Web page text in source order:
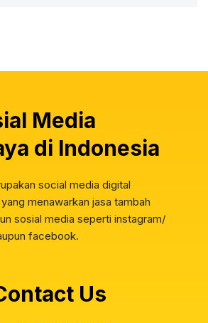
Media
di Indonesia
social media digital
menawarkan jasa tambah
sosial media seperti instagram/
facebook.
Us